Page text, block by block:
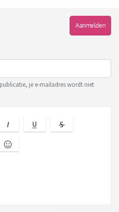
Aanmelden
je e-mailadres wordt niet